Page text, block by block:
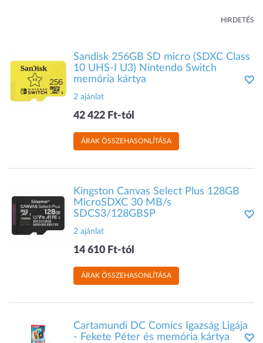
HIRDETÉS
Sandisk 256GB SD micro (SDXC Class
10 UHS-I U3) Nintendo Switch
memória kártya
2 ajánlat
42 422 Ft-tól
ÁRAK ÖSSZEHASONLÍTÁSA
Kingston Canvas Select Plus 128GB
MicroSDXC 30 MB/s
SDCS3/128GBSP
2 ajánlat
14 610 Ft-tól
ÁRAK ÖSSZEHASONLÍTÁSA
Cartamundi DC Comics Igazság Ligája
- Fekete Péter és memória kártya